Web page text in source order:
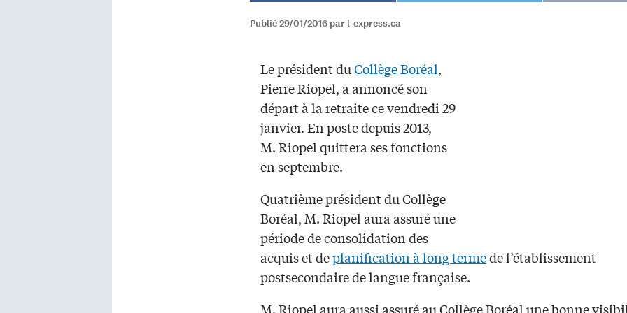
Publié 29/01/2016 par l-express.ca
Le président duCollège Boréal,
Pierre Riopel, a annoncé son
départ à la retraite ce vendredi 29
janvier. En poste depuis 2013,
M. Riopel quittera ses fonctions
en septembre.
Quatrième président du Collège
Boréal, M. Riopel aura assuré une
période de consolidation des
acquis et deplanification à long termede l’établissement
postsecondaire de langue française.
M. Riopel aura aussi assuré au Collège Boréal une bonne